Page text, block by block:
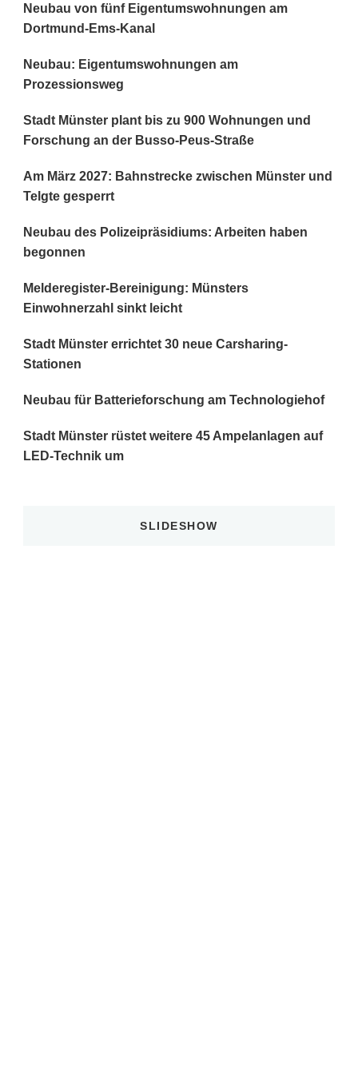
Neubau von fünf Eigentumswohnungen am
Dortmund-Ems-Kanal
Neubau: Eigentumswohnungen am
Prozessionsweg
Stadt Münster plant bis zu 900 Wohnungen und
Forschung an der Busso-Peus-Straße
Am März 2027: Bahnstrecke zwischen Münster und
Telgte gesperrt
Neubau des Polizeipräsidiums: Arbeiten haben
begonnen
Melderegister-Bereinigung: Münsters
Einwohnerzahl sinkt leicht
Stadt Münster errichtet 30 neue Carsharing-
Stationen
Neubau für Batterieforschung am Technologiehof
Stadt Münster rüstet weitere 45 Ampelanlagen auf
LED-Technik um
SLIDESHOW